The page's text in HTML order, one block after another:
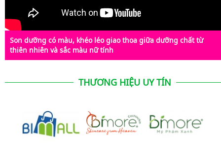
Son dưỡng có màu, khéo léo giao thoa giữa dưỡng chất từ
thiên nhiên và sắc màu nữ tính
THƯƠNG HIỆU UY TÍN